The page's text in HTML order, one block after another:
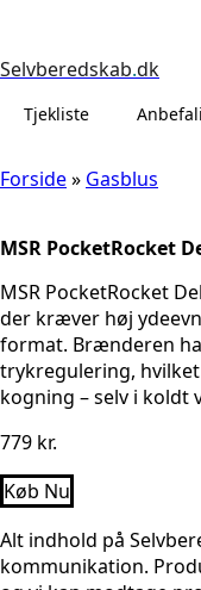
Selvberedskab.dk
Tjekliste
Forside» Gasblus
MSR PocketRocket
MSR PocketRocket
der kræver høj
format. Brænderen
trykregulering,
kogning – selv i koldt
779 kr.
Køb Nu
Alt indhold på
kommunikation.